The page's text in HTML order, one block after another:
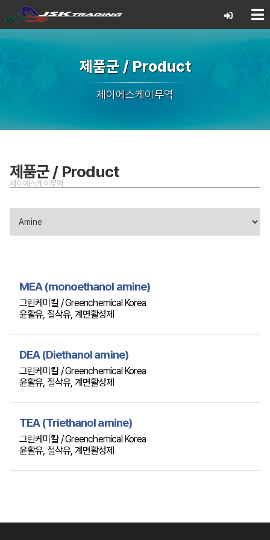
제품군 / Product
제이에스케이무역
제품군 / Product
제이에스케이무역
MEA (monoethanol amine)
그린케미칼 / Greenchemical Korea
윤활유, 절삭유, 계면활성제
DEA (Diethanol amine)
그린케미칼 / Greenchemical Korea
윤활유, 절삭유, 계면활성제
TEA (Triethanol amine)
그린케미칼 / Greenchemical Korea
윤활유, 절삭유, 계면활성제